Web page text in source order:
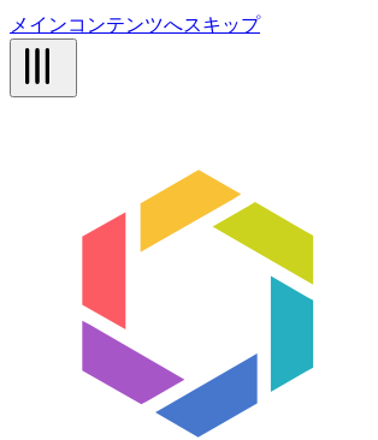
メインコンテンツへスキップ